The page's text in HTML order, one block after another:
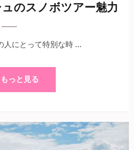
のスノボツアー魅力
人にとって特別な時 …
もっと見る